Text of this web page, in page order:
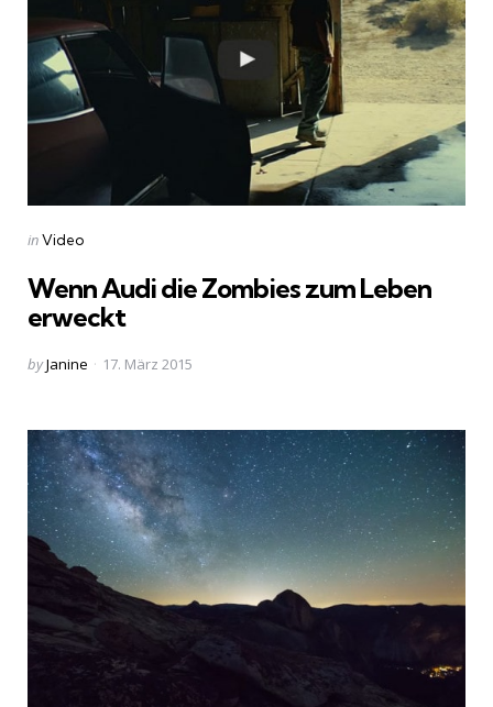
Categories
Posted
inVideo
Wenn Audi die Zombies zum Leben
erweckt
Posted
byJanine 17. März 2015